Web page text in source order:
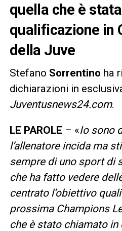
quella che è
qualificazione in
della Juve
Stefano Sorrentino ha
dichiarazioni in
Juventusnews24.com.
LE PAROLE – «Io sono
l’allenatore incida ma
sempre di uno sport di
che ha fatto vedere
centrato l’obiettivo
prossima Champions
che è stato chiamato in